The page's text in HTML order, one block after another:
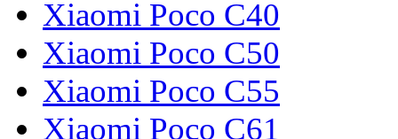
Xiaomi Poco C40
Xiaomi Poco C50
Xiaomi Poco C55
Xiaomi Poco C61